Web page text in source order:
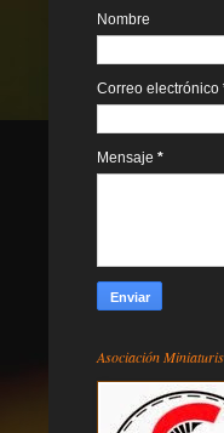
Nombre
Correo electrónico
Mensaje *
Asociación